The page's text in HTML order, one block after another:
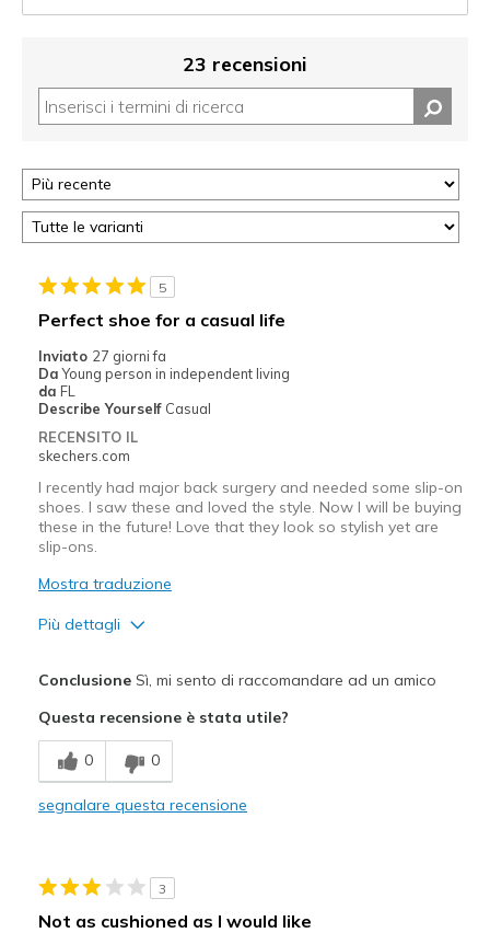
23 recensioni
5
Perfect shoe for a casual life
Inviato 27 giorni fa
Da Young person in independent living
da FL
Describe Yourself Casual
RECENSITO IL
skechers.com
I recently had major back surgery and needed some slip-on
shoes. I saw these and loved the style. Now I will be buying
these in the future! Love that they look so stylish yet are
slip-ons.
Mostra traduzione
Più dettagli
Comfortable
Stylish
Travel
ConclusioneSì, mi sento di raccomandare ad un amico
Questa recensione è stata utile?
0 0
segnalare questa recensione
3
Not as cushioned as I would like